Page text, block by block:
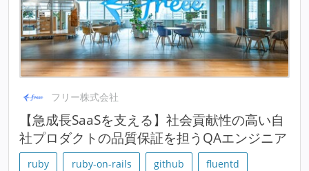
フリー株式会社
【急成長SaaSを支える】社会貢献性の高い自
社プロダクトの品質保証を担うQAエンジニア
ruby ruby-on-rails github
fluentd